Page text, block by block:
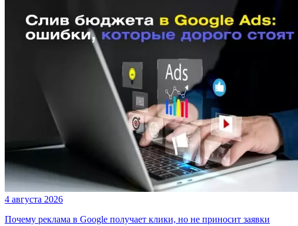
4 августа 2026
Почему реклама в Google получает клики, но не приносит заявки